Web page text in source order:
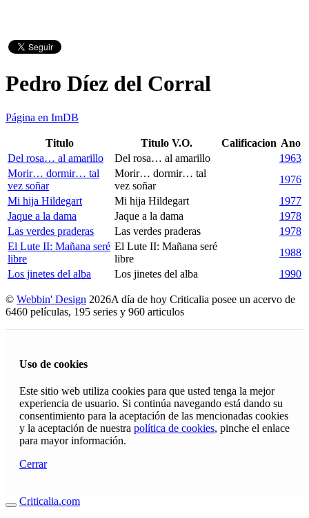
Pedro Díez del Corral
Página en ImDB
Titulo Titulo V.O. Calificacion Ano
Del rosa… al amarillo
Del rosa… al amarillo
1963
Morir… dormir… tal
vez soñar
Morir… dormir… tal
vez soñar
1976
Mi hija Hildegart
Mi hija Hildegart
1977
Jaque a la dama
Jaque a la dama
1978
Las verdes praderas
Las verdes praderas
1978
El Lute II: Mañana seré
libre
El Lute II: Mañana seré
libre
1988
Los jinetes del alba
Los jinetes del alba 1990
© Webbin' Design 2026A día de hoy Criticalia posee un acervo de
6460 películas, 195 series y 960 articulos
Uso de cookies
Este sitio web utiliza cookies para que usted tenga la mejor
experiencia de usuario. Si continúa navegando está dando su
consentimiento para la aceptación de las mencionadas cookies
y la aceptación de nuestra política de cookies, pinche el enlace
para mayor información.
Cerrar
Criticalia.com